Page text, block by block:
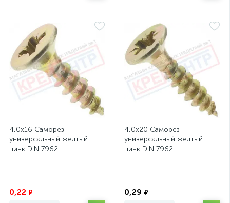
4,0х16 Саморез
универсальный желтый
цинк DIN 7962
0,22 ₽
4,0х20 Саморез
универсальный желтый
цинк DIN 7962
0,29 ₽